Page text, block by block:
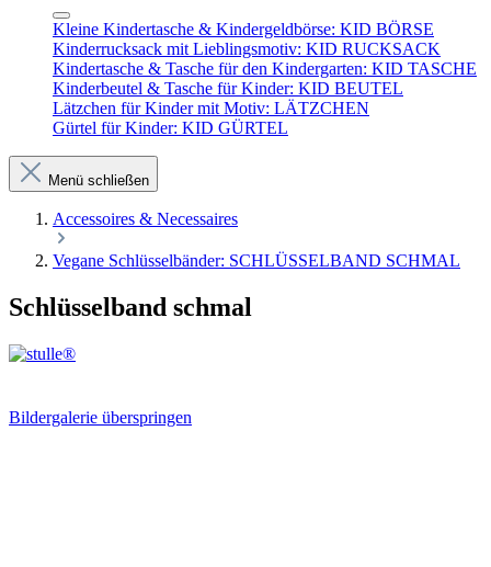
Kleine Kindertasche & Kindergeldbörse: KID BÖRSE
Kinderrucksack mit Lieblingsmotiv: KID RUCKSACK
Kindertasche & Tasche für den Kindergarten: KID TASCHE
Kinderbeutel & Tasche für Kinder: KID BEUTEL
Lätzchen für Kinder mit Motiv: LÄTZCHEN
Gürtel für Kinder: KID GÜRTEL
Menü schließen
Accessoires & Necessaires
Vegane Schlüsselbänder: SCHLÜSSELBAND SCHMAL
Schlüsselband schmal
Bildergalerie überspringen